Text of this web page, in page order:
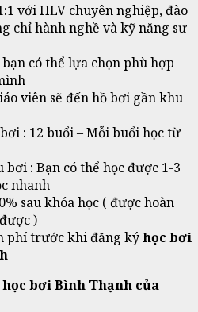
với HLV chuyên nghiệp, đào
chỉ hành nghề và kỹ năng sư
có thể lựa chọn phù hợp
viên sẽ đến hồ bơi gần khu
: 12 buổi – Mỗi buổi học từ
: Bạn có thể học được 1-3
nhanh
sau khóa học ( được hoàn
)
phí trước khi đăng kýhọc bơi
bơi Bình Thạnh của